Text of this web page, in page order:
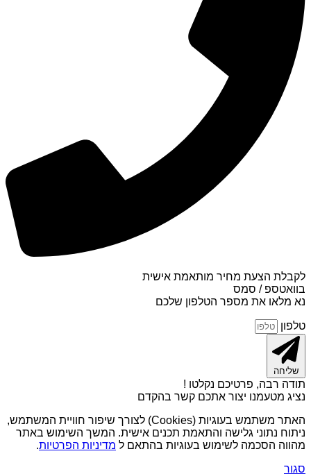
לקבלת הצעת מחיר מותאמת אישית
בוואטספ / סמס
נא מלאו את מספר הטלפון שלכם
טלפון
שליחה
תודה רבה, פרטיכם נקלטו !
נציג מטעמנו יצור אתכם קשר בהקדם
האתר משתמש בעוגיות (Cookies) לצורך שיפור חוויית המשתמש,
ניתוח נתוני גלישה והתאמת תכנים אישית. המשך השימוש באתר
מהווה הסכמה לשימוש בעוגיות בהתאם ל מדיניות הפרטיות.
סגור